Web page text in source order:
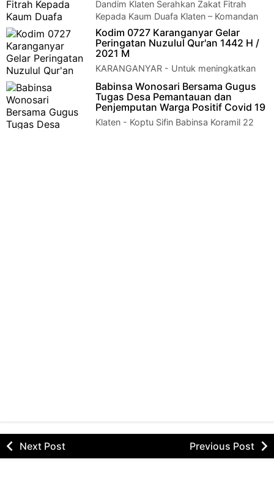
Dandim Klaten Serahkan Zakat Fitrah
Kepada Kaum Duafa Klaten – Komandan
Kodim 0723 Klaten Letkol Inf Joni Eko Prasetyo, …
Kodim 0727 Karanganyar Gelar
Peringatan Nuzulul Qur'an 1442 H /
2021 M
KARANGANYAR - Untuk meningkatkan
keimanan dan ketaqwaan personel, dan
guna menjaga Ukhuwah Islamiyah, Kodim 0727/Karanga…
Babinsa Wonosari Bersama Gugus
Tugas Desa Pemantauan dan
Penjemputan Warga Positif Covid 19
Klaten - Koptu Sifin Babinsa Koramil 22
Next Post Previous Post